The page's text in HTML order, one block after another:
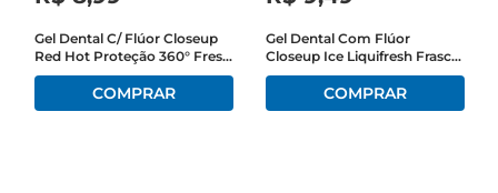
Gel Dental C/ Flúor Closeup
Red Hot Proteção 360° Fresh
90g
Gel Dental Com Flúor
Closeup Ice Liquifresh Frasco
100g